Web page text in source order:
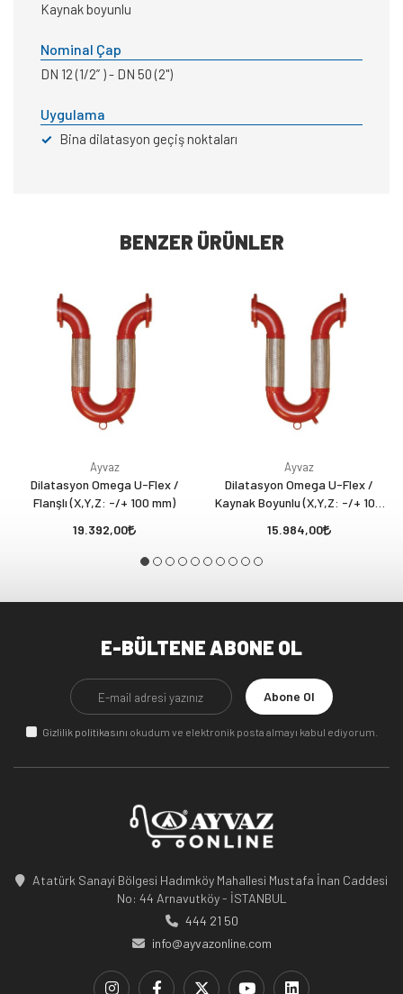
Kaynak boyunlu
Nominal Çap
DN 12 (1/2” ) - DN 50 (2")
Uygulama
✓ Bina dilatasyon geçiş noktaları
BENZER ÜRÜNLER
Ayvaz
Dilatasyon Omega U-Flex /
Flanşlı (X,Y,Z: -/+ 100 mm)
19.392,00
Ayvaz
Dilatasyon Omega U-Flex /
Kaynak Boyunlu (X,Y,Z: -/+ 100
15.984,00
E-BÜLTENE ABONE OL
Abone Ol
Gizlilik politikasını okudum ve elektronik posta almayı kabul ediyorum.
Atatürk Sanayi Bölgesi Hadımköy Mahallesi Mustafa İnan Caddesi
No: 44 Arnavutköy - İSTANBUL
444 21 50
info@ayvazonline.com